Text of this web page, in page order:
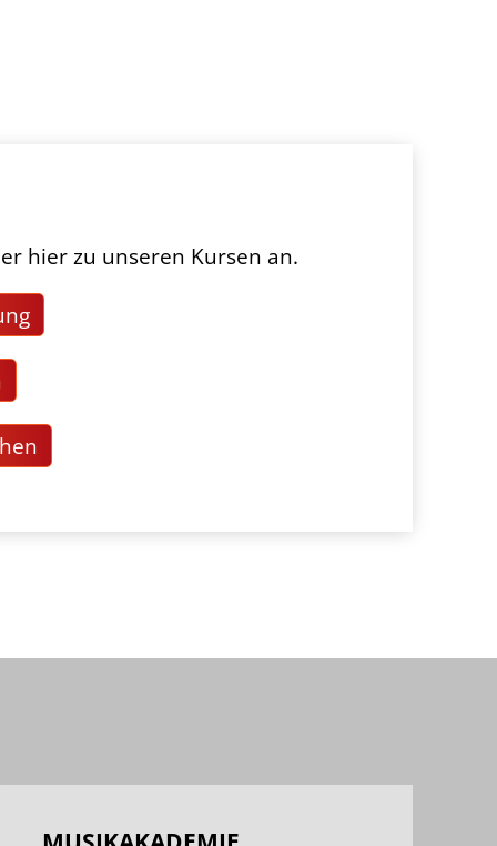
hier zu unseren Kursen an.